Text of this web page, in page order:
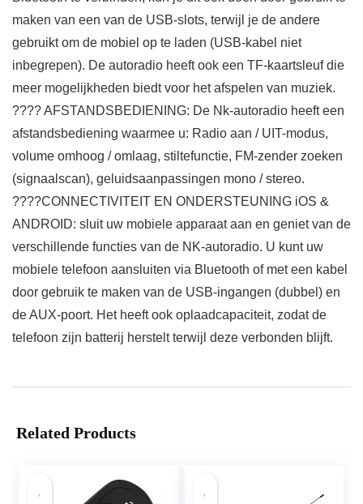
maken van een van de USB-slots, terwijl je de andere
gebruikt om de mobiel op te laden (USB-kabel niet
inbegrepen). De autoradio heeft ook een TF-kaartsleuf die
meer mogelijkheden biedt voor het afspelen van muziek.
???? AFSTANDSBEDIENING: De Nk-autoradio heeft een
afstandsbediening waarmee u: Radio aan / UIT-modus,
volume omhoog / omlaag, stiltefunctie, FM-zender zoeken
(signaalscan), geluidsaanpassingen mono / stereo.
????CONNECTIVITEIT EN ONDERSTEUNING iOS &
ANDROID: sluit uw mobiele apparaat aan en geniet van de
verschillende functies van de NK-autoradio. U kunt uw
mobiele telefoon aansluiten via Bluetooth of met een kabel
door gebruik te maken van de USB-ingangen (dubbel) en
de AUX-poort. Het heeft ook oplaadcapaciteit, zodat de
telefoon zijn batterij herstelt terwijl deze verbonden blijft.
Related Products